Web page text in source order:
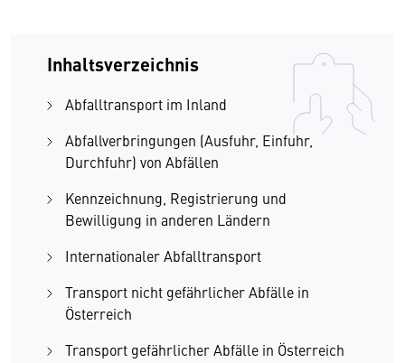
Inhaltsverzeichnis
Abfalltransport im Inland
Abfallverbringungen (Ausfuhr, Einfuhr,
Durchfuhr) von Abfällen
Kennzeichnung, Registrierung und
Bewilligung in anderen Ländern
Internationaler Abfalltransport
Transport nicht gefährlicher Abfälle in
Österreich
Transport gefährlicher Abfälle in Österreich